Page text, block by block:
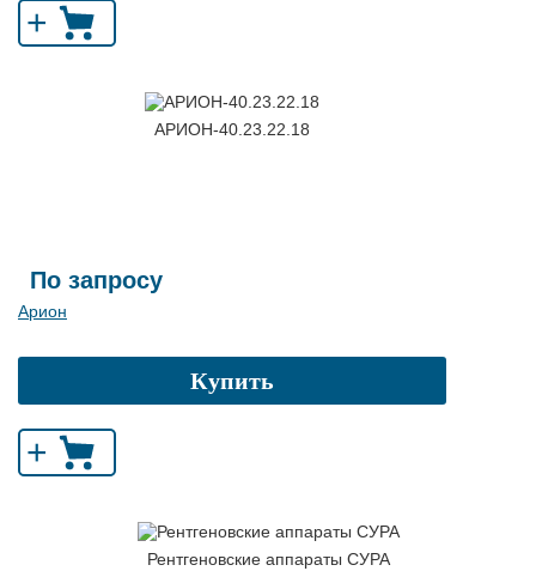
+
АРИОН-40.23.22.18
По запросу
Арион
Купить
+
Рентгеновские аппараты СУРА